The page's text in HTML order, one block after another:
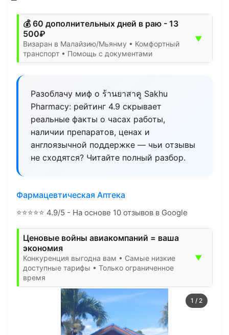
💰 60 дополнительных дней в раю - 13
500₽
Визаран в Малайзию/Мьянму • Комфортный
транспорт • Помощь с документами
▼
Разоблачу миф о ร้านยาสาคู Sakhu
Pharmacy: рейтинг 4.9 скрывает
реальные факты о часах работы,
наличии препаратов, ценах и
англоязычной поддержке — чьи отзывы
не сходятся? Читайте полный разбор.
Фармацевтическая Аптека
⭐⭐⭐⭐⭐ 4.9/5 - На основе 10 отзывов в Google
Ценовые войны авиакомпаний = ваша
экономия
Конкуренция выгодна вам • Самые низкие
доступные тарифы • Только ограниченное
время
▼
1 / 2